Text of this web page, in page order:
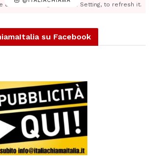
& View > Instagram Feed Setting, to refresh it.
su Facebook